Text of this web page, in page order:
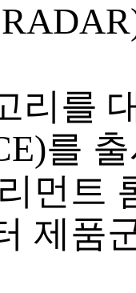
리를
를
먼트
제품